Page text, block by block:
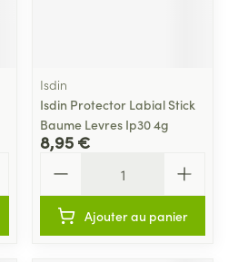
Isdin
Isdin Protector Labial Stick
Baume Levres Ip30 4g
8,95 €
Ajouter au panier